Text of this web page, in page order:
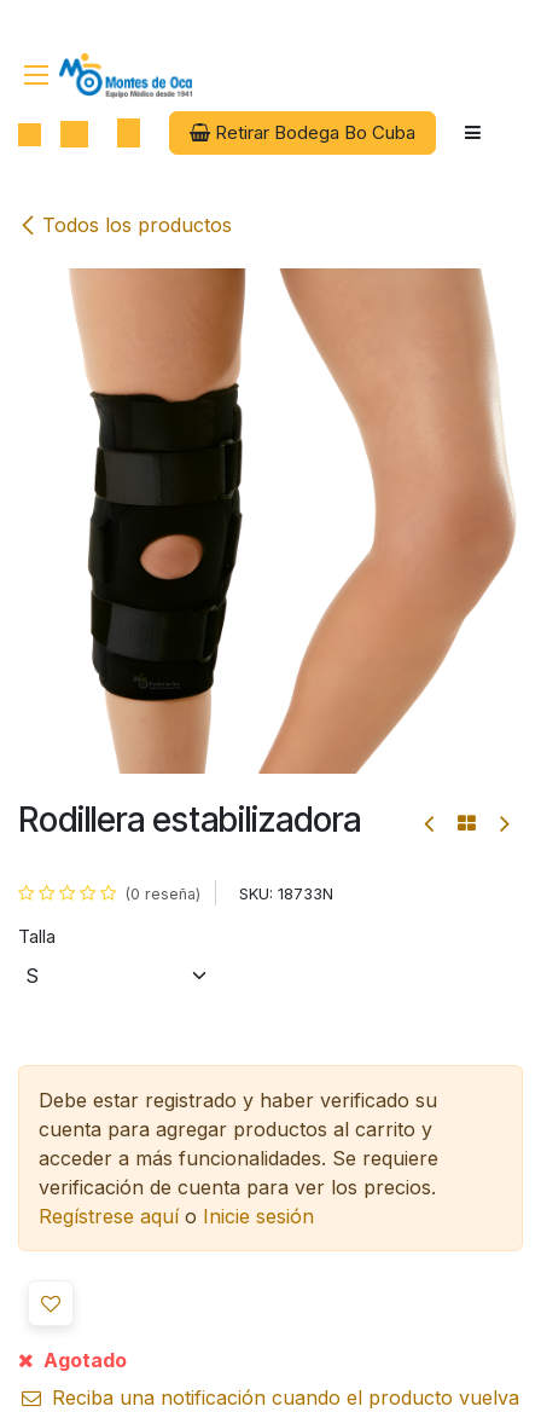
Retirar Bodega Bo Cuba
Todos los productos
Rodillera estabilizadora
(0 reseña) SKU: 18733N
Talla
Debe estar registrado y haber verificado su
cuenta para agregar productos al carrito y
acceder a más funcionalidades. Se requiere
verificación de cuenta para ver los precios.
Regístrese aquío Inicie sesión
Agotado
Reciba una notificación cuando el producto vuelva